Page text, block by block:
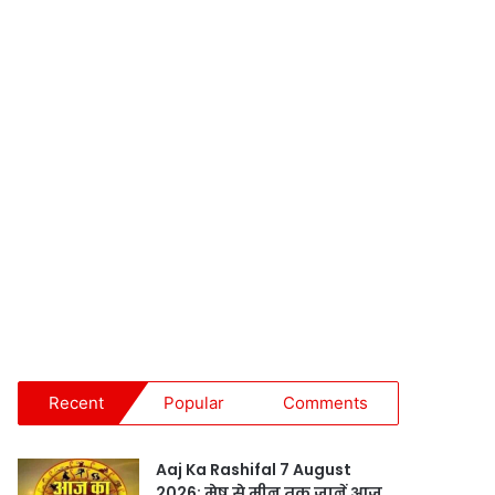
Recent Popular Comments
Aaj Ka Rashifal 7 August